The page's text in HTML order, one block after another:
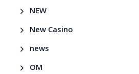
NEW
New Casino
news
OM